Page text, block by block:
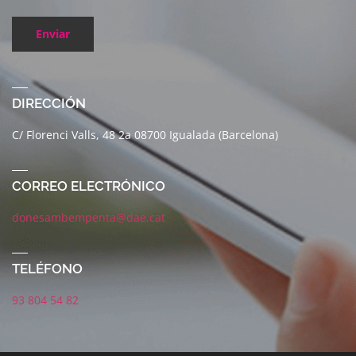
Enviar
DIRECCIÓN
C/ Florenci Valls, 48 2a 08700 Igualada (Barcelona)
CORREO ELECTRÓNICO
donesambempenta@dae.cat
TELÉFONO
93 804 54 82